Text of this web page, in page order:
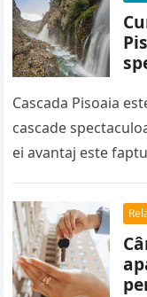
Cascada Pisoaia
cascade
ei avantaj este